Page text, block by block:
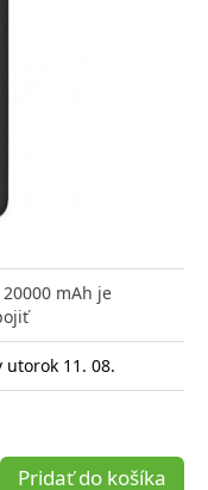
mAh je
utorok 11. 08.
Pridať do košíka